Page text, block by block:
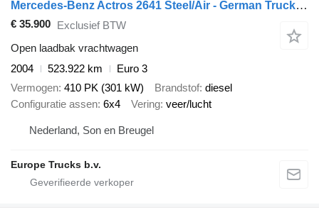
Mercedes-Benz Actros 2641 Steel/Air - German Truck - EPS 3 Ped - HMF 2223 K6
€ 35.900 Exclusief BTW
Open laadbak vrachtwagen
2004
523.922 km
Euro 3
Vermogen 410 PK (301 kW) Brandstof diesel
Configuratie assen 6x4 Vering veer/lucht
Nederland, Son en Breugel
Europe Trucks b.v.